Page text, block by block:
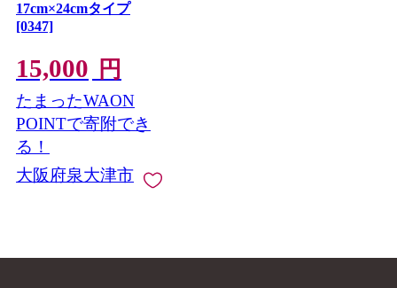
17cm×24cmタイプ
[0347]
15,000 円
たまったWAON
POINTで寄附でき
る！
大阪府泉大津市